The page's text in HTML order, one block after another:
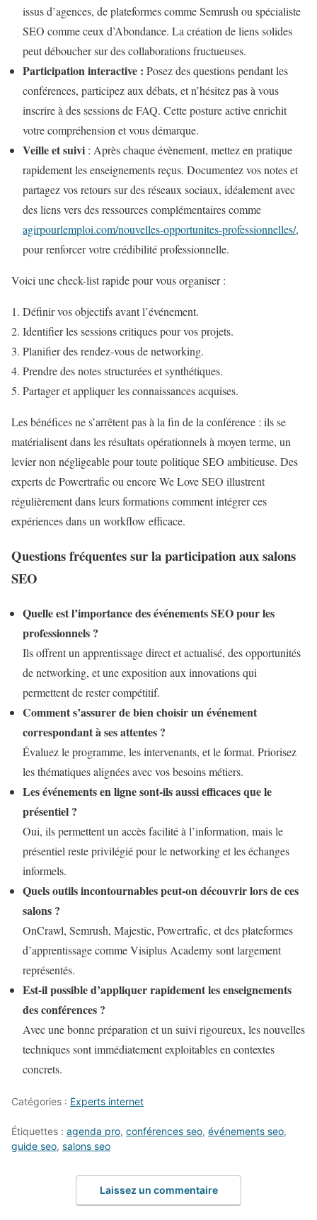
issus d’agences, de plateformes comme Semrush ou spécialiste
SEO comme ceux d’Abondance. La création de liens solides
peut déboucher sur des collaborations fructueuses.
Participation interactive : Posez des questions pendant les
conférences, participez aux débats, et n’hésitez pas à vous
inscrire à des sessions de FAQ. Cette posture active enrichit
votre compréhension et vous démarque.
Veille et suivi : Après chaque évènement, mettez en pratique
rapidement les enseignements reçus. Documentez vos notes et
partagez vos retours sur des réseaux sociaux, idéalement avec
des liens vers des ressources complémentaires comme
agirpourlemploi.com/nouvelles-opportunites-professionnelles/,
pour renforcer votre crédibilité professionnelle.
Voici une check-list rapide pour vous organiser :
Définir vos objectifs avant l’événement.
Identifier les sessions critiques pour vos projets.
Planifier des rendez-vous de networking.
Prendre des notes structurées et synthétiques.
Partager et appliquer les connaissances acquises.
Les bénéfices ne s’arrêtent pas à la fin de la conférence : ils se
matérialisent dans les résultats opérationnels à moyen terme, un
levier non négligeable pour toute politique SEO ambitieuse. Des
experts de Powertrafic ou encore We Love SEO illustrent
régulièrement dans leurs formations comment intégrer ces
expériences dans un workflow efficace.
Questions fréquentes sur la participation aux salons
SEO
Quelle est l’importance des événements SEO pour les
professionnels ?
Ils offrent un apprentissage direct et actualisé, des opportunités
de networking, et une exposition aux innovations qui
permettent de rester compétitif.
Comment s’assurer de bien choisir un événement
correspondant à ses attentes ?
Évaluez le programme, les intervenants, et le format. Priorisez
les thématiques alignées avec vos besoins métiers.
Les événements en ligne sont-ils aussi efficaces que le
présentiel ?
Oui, ils permettent un accès facilité à l’information, mais le
présentiel reste privilégié pour le networking et les échanges
informels.
Quels outils incontournables peut-on découvrir lors de ces
salons ?
OnCrawl, Semrush, Majestic, Powertrafic, et des plateformes
d’apprentissage comme Visiplus Academy sont largement
représentés.
Est-il possible d’appliquer rapidement les enseignements
des conférences ?
Avec une bonne préparation et un suivi rigoureux, les nouvelles
techniques sont immédiatement exploitables en contextes
concrets.
Catégories : Experts internet
Étiquettes : agenda pro, conférences seo, événements seo,
guide seo, salons seo
Laissez un commentaire